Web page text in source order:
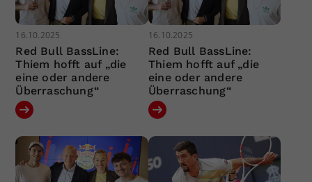
16.10.2025
Red Bull BassLine:
Thiem hofft auf „die
eine oder andere
Überraschung“
16.10.2025
Red Bull BassLine:
Thiem hofft auf „die
eine oder andere
Überraschung“